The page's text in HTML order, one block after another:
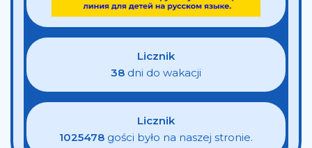
Licznik
38 dni do wakacji
Licznik
1025478 gości było na naszej stronie.